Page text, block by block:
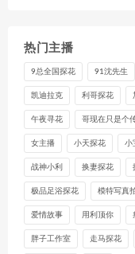
热门主播
9总全国探花 91沈先生
凯迪拉克 利哥探花
午夜寻花 哥现在只是个
女主播 小天探花 小
战神小利 换妻探花
极品足浴探花 模特写真
爱情故事 用利顶你
胖子工作室 走马探花